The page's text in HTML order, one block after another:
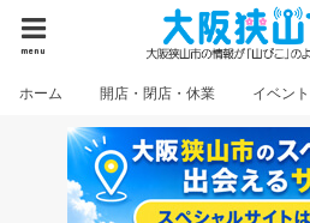
menu
ホーム 開店・閉店・休業 イベント